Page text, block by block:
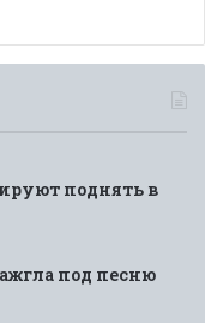
поднять в
под песню